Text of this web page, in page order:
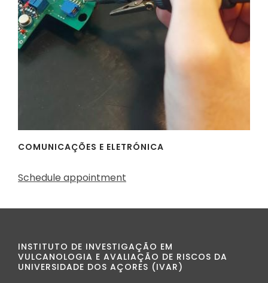
COMUNICAÇÕES E ELETRÓNICA
Schedule appointment
INSTITUTO DE INVESTIGAÇÃO EM
VULCANOLOGIA E AVALIAÇÃO DE RISCOS DA
UNIVERSIDADE DOS AÇORES (IVAR)